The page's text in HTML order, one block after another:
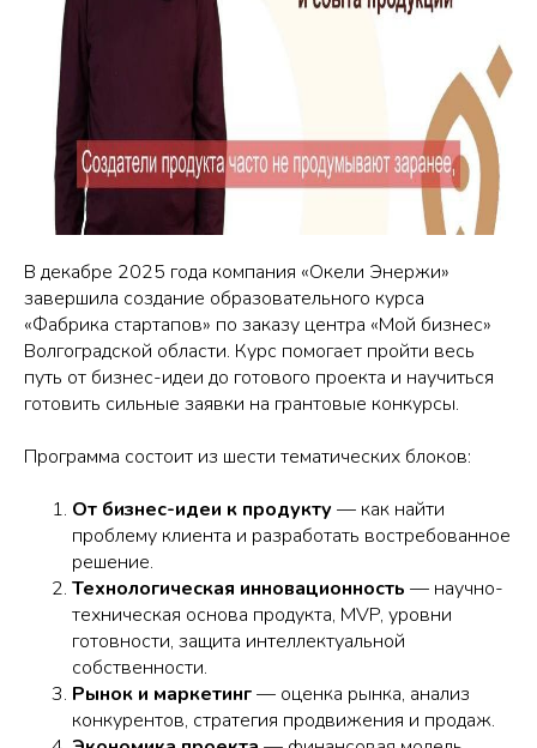
В декабре 2025 года компания «Окели Энержи»
завершила создание образовательного курса
«Фабрика стартапов» по заказу центра «Мой бизнес»
Волгоградской области. Курс помогает пройти весь
путь от бизнес-идеи до готового проекта и научиться
готовить сильные заявки на грантовые конкурсы.
Программа состоит из шести тематических блоков:
От бизнес-идеи к продукту— как найти
проблему клиента и разработать востребованное
решение.
Технологическая инновационность — научно-
техническая основа продукта, MVP, уровни
готовности, защита интеллектуальной
собственности.
Рынок и маркетинг— оценка рынка, анализ
конкурентов, стратегия продвижения и продаж.